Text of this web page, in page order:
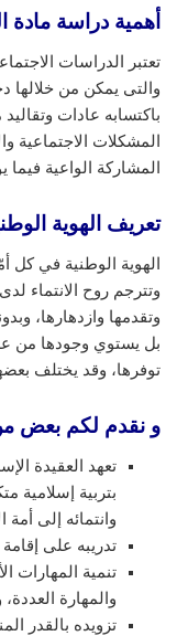
أهمية دراسة مادة
تعتبر الدراسات
والتى يمكن من خلالها
باكتسابه عادات
المشكلات الاجتماعية
المشاركة الواعية
تعريف الهوية
الهوية الوطنية في كل
وتترجم روح الانتماء
وتقدمها وازدهارها،
بل يستوي وجودها من
توفرها، وقد يختلف
و نقدم لكم بعض
تعهد العقيدة
بتربية إسلامية
وانتمائه إلى أمة
تدريبه على
تنمية المهارات
والمهارة
تزويده بالقدر